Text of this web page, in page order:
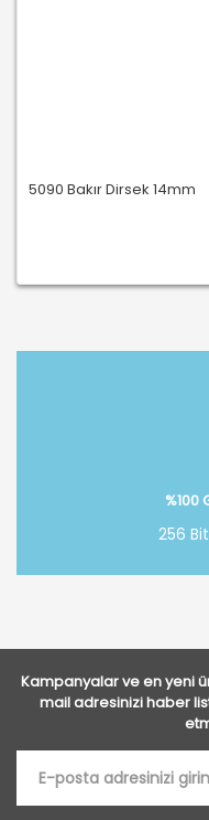
5090 Bakır Dirsek 14mm
%100
256
Kampanyalar ve en yeni
mail adresinizi haber